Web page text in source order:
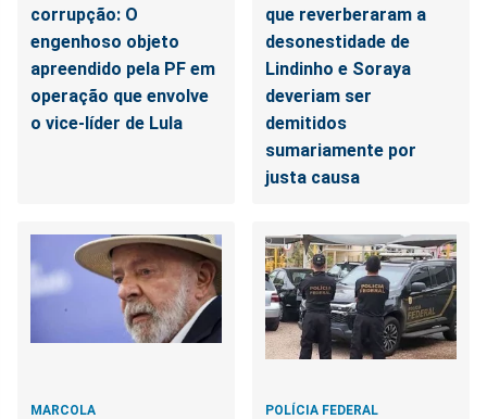
corrupção: O
engenhoso objeto
apreendido pela PF em
operação que envolve
o vice-líder de Lula
que reverberaram a
desonestidade de
Lindinho e Soraya
deveriam ser
demitidos
sumariamente por
justa causa
MARCOLA POLÍCIA FEDERAL